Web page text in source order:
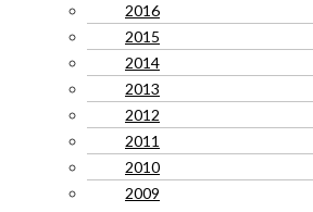
2016
2015
2014
2013
2012
2011
2010
2009